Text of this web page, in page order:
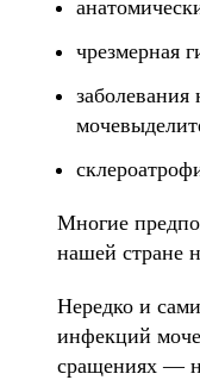
чрезмерная
Многие
нашей стране
Нередко и
инфекций
сращениях —